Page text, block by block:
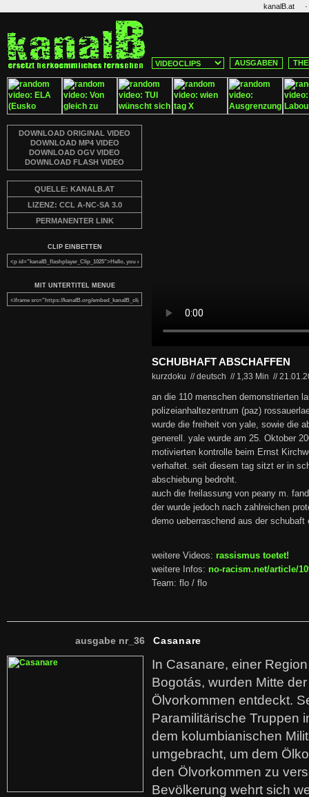
kanalB.at ·
AUSGABEN
DOWNLOAD ORIGINAL VIDEO
DOWNLOAD MP4 VIDEO
DOWNLOAD OGV VIDEO
DOWNLOAD FLASH VIDEO
QUELLE: KANALB.AT
LIZENZ: CCL A-NC-SA 3.0
PERMANENTER LINK
CLIP EINBETTEN
MIT UNTERTITEL MENUE
SCHUBHAFT ABSCHAFFEN
kurzdoku // deutsch // 1,33 Min //
an die 110 menschen demonstrierten
polizeianhaltezentrum (paz)
wurde die freiheit von yale, sowie die
generell. yale wurde am 25. Oktober
motivierten kontrolle beim Ernst
verhaftet. seit diesem tag sitzt er in
abschiebung bedroht.
auch die freilassung von peany m.
der wurde jedoch nach zahlreichen
demo ueberraschend aus der schubaft
weitere Videos: rassismus toetet!
weitere Infos: no-racism.net/article/
Team: flo / flo
ausgabe nr_36 Casanare
In Casanare, einer
Bogotás, wurden Mitte
Ölvorkommen entdeckt.
Paramilitärische Truppen
dem kolumbianischen
umgebracht, um dem
den Ölvorkommen zu
Bevölkerung wehrt sich